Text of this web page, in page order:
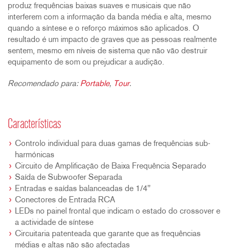
produz frequências baixas suaves e musicais que não
interferem com a informação da banda média e alta, mesmo
quando a síntese e o reforço máximos são aplicados. O
resultado é um impacto de graves que as pessoas realmente
sentem, mesmo em níveis de sistema que não vão destruir
equipamento de som ou prejudicar a audição.
Recomendado para: Portable, Tour.
Características
Controlo individual para duas gamas de frequências sub-
harmónicas
Circuito de Amplificação de Baixa Frequência Separado
Saída de Subwoofer Separada
Entradas e saídas balanceadas de 1/4"
Conectores de Entrada RCA
LEDs no painel frontal que indicam o estado do crossover e
a actividade de síntese
Circuitaria patenteada que garante que as frequências
médias e altas não são afectadas